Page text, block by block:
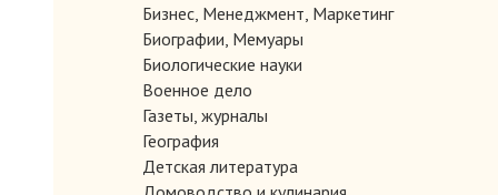
Бизнес, Менеджмент, Маркетинг
Биографии, Мемуары
Биологические науки
Военное дело
Газеты, журналы
География
Детская литература